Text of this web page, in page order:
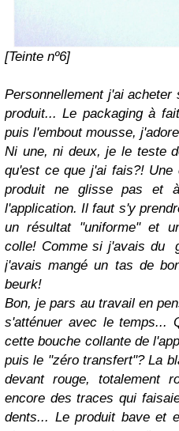
[Teinte nº6]
Personnellement j'ai
produit... Le packaging à
puis l'embout mousse,
Ni une, ni deux, je le teste
qu'est ce que j'ai fais?! Une
produit ne glisse pas et
l'application. Il faut s'y
un résultat "uniforme" et
colle! Comme si j'avais du
j'avais mangé un tas de
beurk!
Bon, je pars au travail en
s'atténuer avec le temps...
cette bouche collante de
puis le "zéro transfert"? La
devant rouge, totalement
encore des traces qui
dents... Le produit bave et